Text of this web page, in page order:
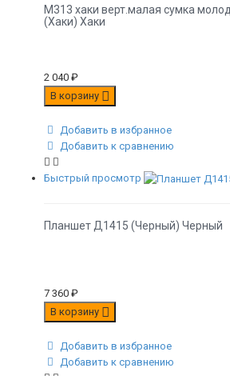
М313 хаки верт.малая сумка
(Хаки) Хаки
2 040 ₽
В корзину
Добавить в избранное
Добавить к сравнению
Быстрый просмотр
Планшет Д1415 (Черный) Черный
7 360 ₽
В корзину
Добавить в избранное
Добавить к сравнению